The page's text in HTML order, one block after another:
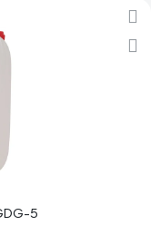
5